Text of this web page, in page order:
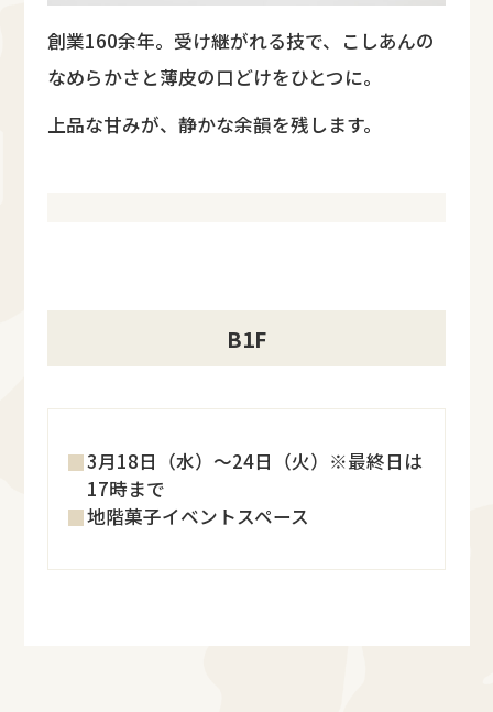
創業160余年。受け継がれる技で、こしあんの
なめらかさと薄皮の口どけをひとつに。
上品な甘みが、静かな余韻を残します。
B1F
3月18日（水）～24日（火）※最終日は
17時まで
地階菓子イベントスペース